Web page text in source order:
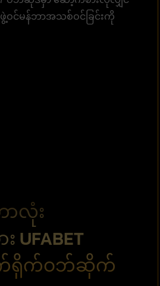
ဝင်မန်ဘာအသစ်ဝင်ခြင်းကို
လုံး
UFABET
က်ဝဘ်ဆိုက်